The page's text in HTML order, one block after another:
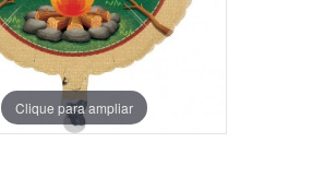
Clique para ampliar